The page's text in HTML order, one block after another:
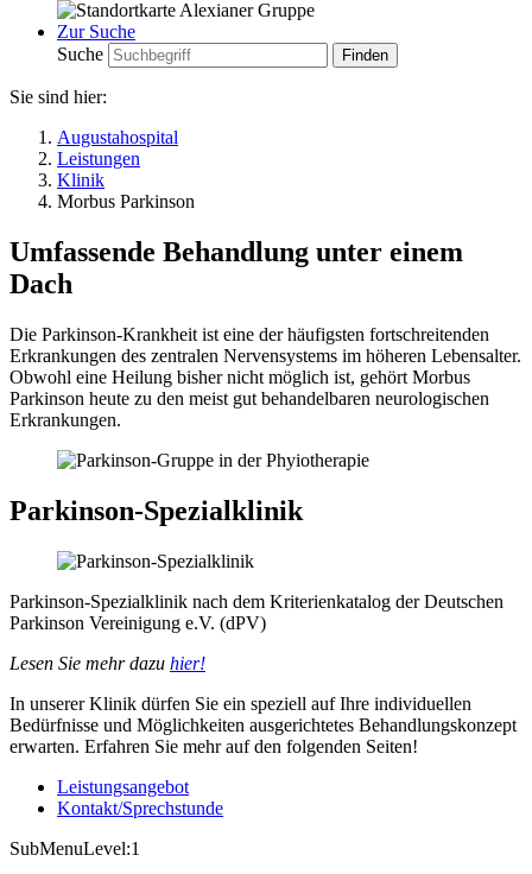
Zur Suche
Suche
Sie sind hier:
Augustahospital
Leistungen
Klinik
Morbus Parkinson
Umfassende Behandlung unter einem
Dach
Die Parkinson-Krankheit ist eine der häufigsten fortschreitenden
Erkrankungen des zentralen Nervensystems im höheren Lebensalter.
Obwohl eine Heilung bisher nicht möglich ist, gehört Morbus
Parkinson heute zu den meist gut behandelbaren neurologischen
Erkrankungen.
Parkinson-Spezialklinik
Parkinson-Spezialklinik nach dem Kriterienkatalog der Deutschen
Parkinson Vereinigung e.V. (dPV)
Lesen Sie mehr dazu hier!
In unserer Klinik dürfen Sie ein speziell auf Ihre individuellen
Bedürfnisse und Möglichkeiten ausgerichtetes Behandlungskonzept
erwarten. Erfahren Sie mehr auf den folgenden Seiten!
Leistungsangebot
Kontakt/Sprechstunde
SubMenuLevel:1